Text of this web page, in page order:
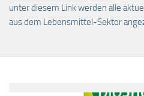
unter diesem Link werden alle
aus dem Lebensmittel-Sektor